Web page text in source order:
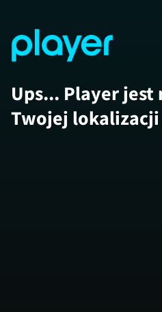
Ups... Player
Twojej lokalizacji